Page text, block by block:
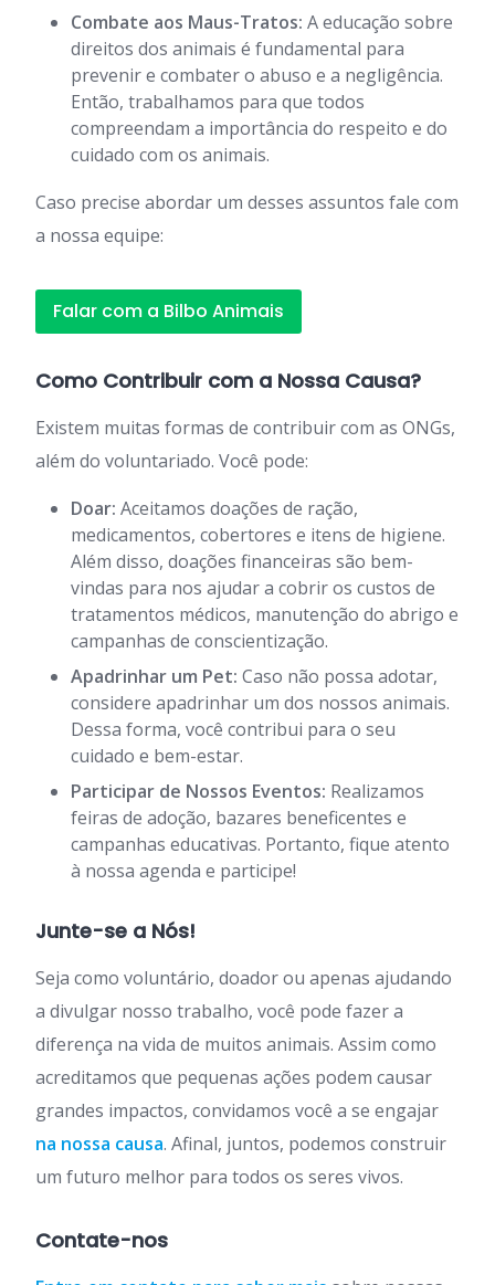
Combate aos Maus-Tratos: A educação sobre
direitos dos animais é fundamental para
prevenir e combater o abuso e a negligência.
Então, trabalhamos para que todos
compreendam a importância do respeito e do
cuidado com os animais.
Caso precise abordar um desses assuntos fale com
a nossa equipe:
Falar com a Bilbo Animais
Como Contribuir com a Nossa Causa?
Existem muitas formas de contribuir com as ONGs,
além do voluntariado. Você pode:
Doar: Aceitamos doações de ração,
medicamentos, cobertores e itens de higiene.
Além disso, doações financeiras são bem-
vindas para nos ajudar a cobrir os custos de
tratamentos médicos, manutenção do abrigo e
campanhas de conscientização.
Apadrinhar um Pet: Caso não possa adotar,
considere apadrinhar um dos nossos animais.
Dessa forma, você contribui para o seu
cuidado e bem-estar.
Participar de Nossos Eventos: Realizamos
feiras de adoção, bazares beneficentes e
campanhas educativas. Portanto, fique atento
à nossa agenda e participe!
Junte-se a Nós!
Seja como voluntário, doador ou apenas ajudando
a divulgar nosso trabalho, você pode fazer a
diferença na vida de muitos animais. Assim como
acreditamos que pequenas ações podem causar
grandes impactos, convidamos você a se engajar
na nossa causa. Afinal, juntos, podemos construir
um futuro melhor para todos os seres vivos.
Contate-nos